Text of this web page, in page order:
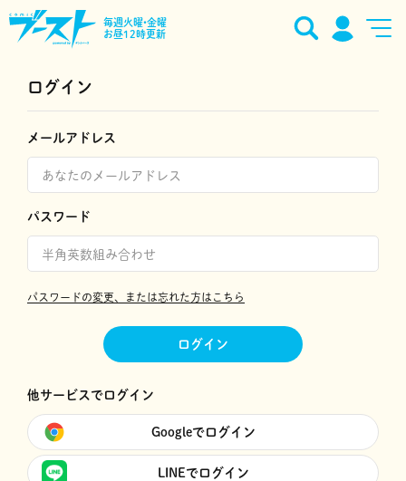
毎週火曜•金曜
お昼12時更新
ログイン
メールアドレス
パスワード
パスワードの変更、または忘れた方はこちら
ログイン
他サービスでログイン
Googleでログイン
LINEでログイン